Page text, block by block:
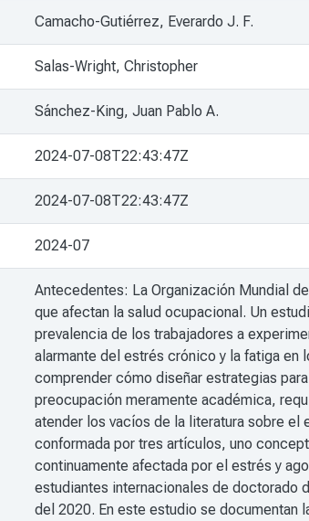
Camacho-Gutiérrez, Everardo J. F.
Salas-Wright, Christopher
Sánchez-King, Juan Pablo A.
2024-07-08T22:43:47Z
2024-07-08T22:43:47Z
2024-07
Antecedentes: La Organización Mundial
que afectan la salud ocupacional. Un
prevalencia de los trabajadores a
alarmante del estrés crónico y la fatiga en
comprender cómo diseñar estrategias
preocupación meramente académica,
atender los vacíos de la literatura sobre
conformada por tres artículos, uno
continuamente afectada por el estrés y
estudiantes internacionales de doctorado
del 2020. En este estudio se documentan